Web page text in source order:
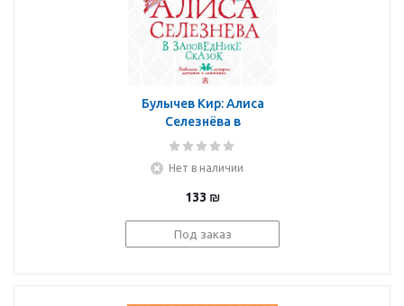
Булычев Кир: Алиса
Селезнёва в
заповеднике сказок
Нет в наличии
133 ₪
Под заказ